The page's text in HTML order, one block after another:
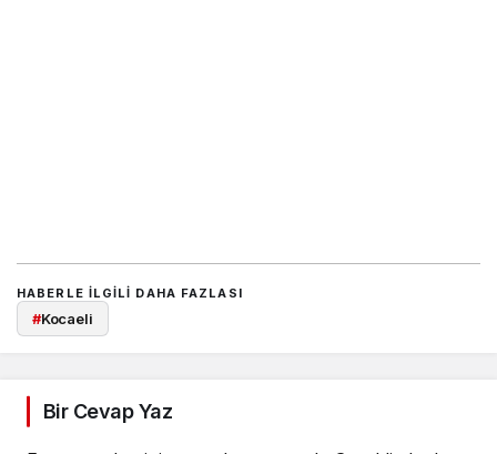
HABERLE ILGILI DAHA FAZLASI
#Kocaeli
Bir Cevap Yaz